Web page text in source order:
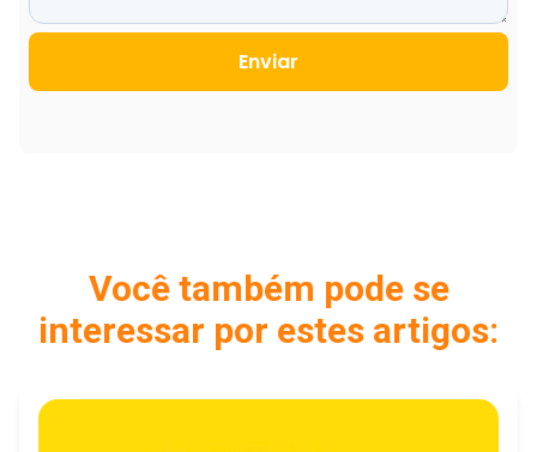
Enviar
Você também pode se
interessar por estes artigos: